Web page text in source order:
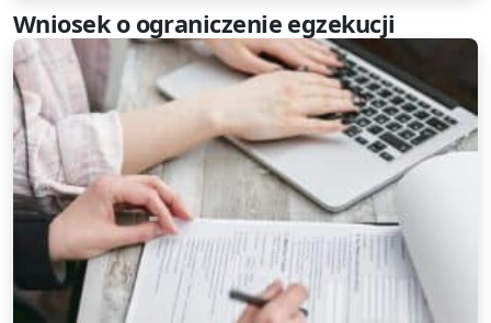
Wniosek o ograniczenie egzekucji